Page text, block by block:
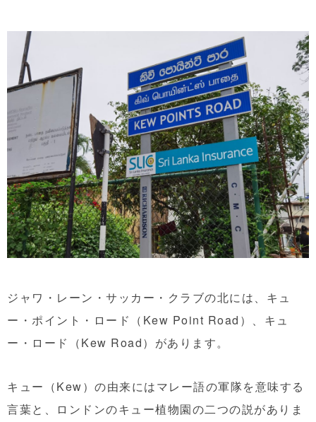
ジャワ・レーン・サッカー・クラブの北には、キュ
ー・ポイント・ロード（Kew Point Road）、キュ
ー・ロード（Kew Road）があります。
キュー（Kew）の由来にはマレー語の軍隊を意味する
言葉と、ロンドンのキュー植物園の二つの説がありま